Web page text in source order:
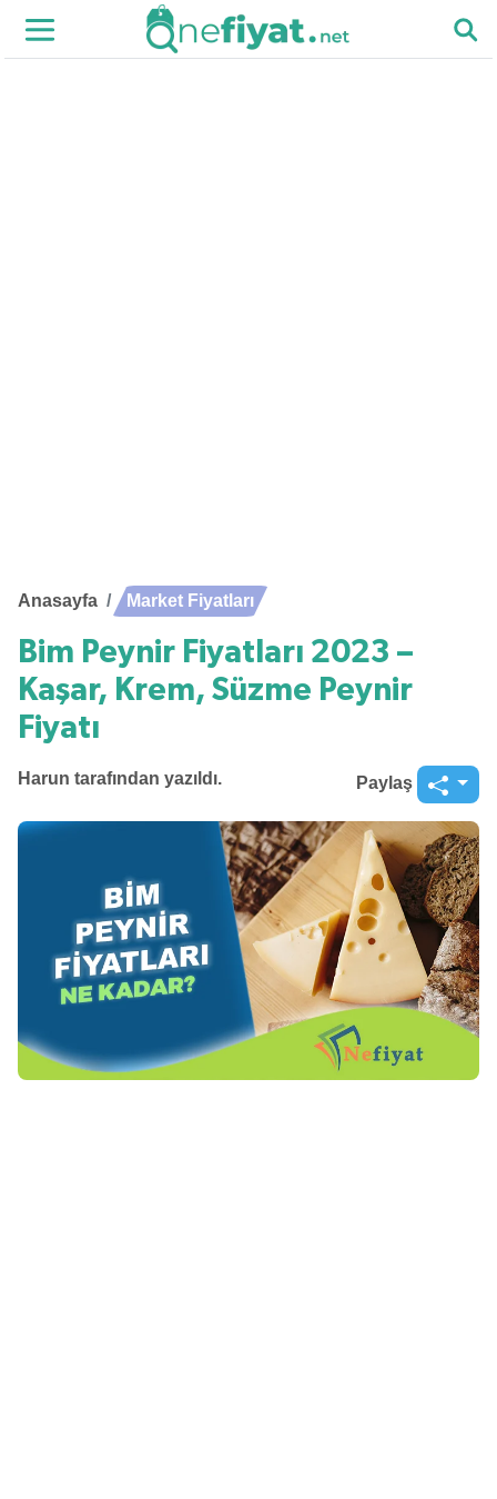
Anasayfa Market Fiyatları
Bim Peynir Fiyatları 2023 –
Kaşar, Krem, Süzme Peynir
Fiyatı
Harun tarafından yazıldı. Paylaş